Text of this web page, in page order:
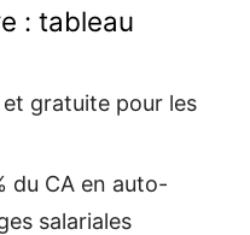
: tableau
gratuite pour les
du CA en auto-
salariales